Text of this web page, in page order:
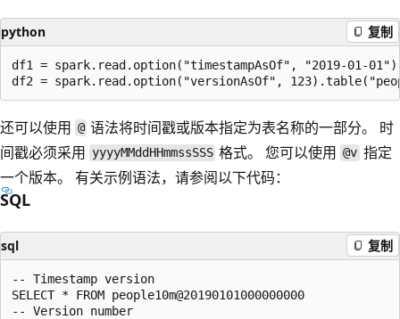
python 复制
df1 = spark.read.option("timestampAsOf", "2019-01-
还可以使用 @ 语法将时间戳或版本指定为表名称的一部分。 时
间戳必须采用 yyyyMMddHHmmssSSS 格式。 您可以使用@v指定
一个版本。 有关示例语法，请参阅以下代码：
SQL
sql 复制
-- Timestamp version
SELECT * FROM people10m@20190101000000000
-- Version number